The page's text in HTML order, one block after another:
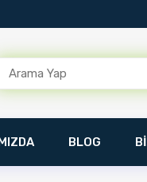
BLOG